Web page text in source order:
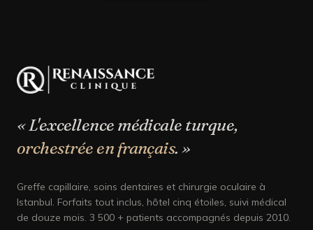
« L'excellence médicale turque,
orchestrée en français. »
Greffe capillaire, soins dentaires et chirurgie oculaire à
Istanbul. Forfaits tout inclus, hôtel cinq étoiles, suivi médical
de douze mois. 3 500 + patients accompagnés depuis 2010.